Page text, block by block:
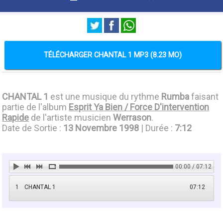
TÉLÉCHARGER CHANTAL 1 MP3 (8.23 MO)
CHANTAL 1 est une musique du rythme Rumbafaisant
partie de l'album Esprit Ya Bien / Force D'intervention
Rapide de l'artiste musicienWerrason.
Date de Sortie : 13 Novembre 1998 | Durée : 7:12
00:00 / 07:12
1 07:12
CHANTAL 1